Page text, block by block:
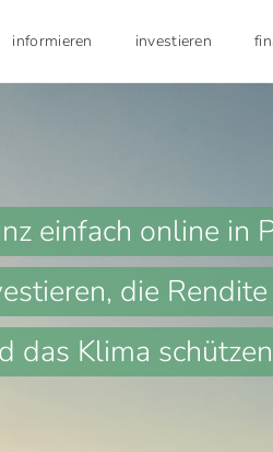
informieren investieren
einfach online in
die
das Klima